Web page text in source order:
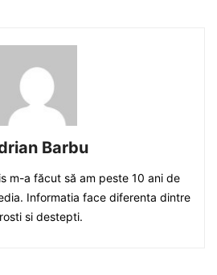
Barbu
m-a făcut să am peste 10 ani de
Informatia face diferenta dintre
si destepti.